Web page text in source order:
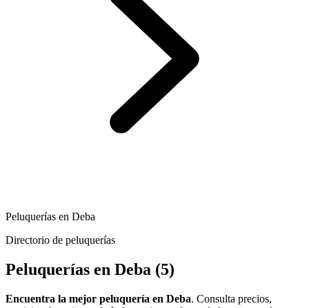
Peluquerías en Deba
Directorio de peluquerías
Peluquerías en Deba (5)
Encuentra la mejor peluquería en Deba. Consulta precios,